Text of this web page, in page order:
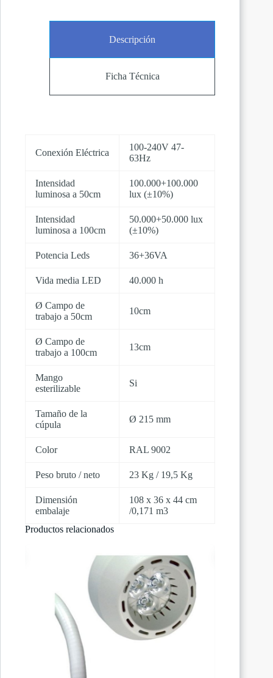
Descripción
Ficha Técnica
Conexión Eléctrica
100-240V 47-
63Hz
Intensidad
luminosa a 50cm
100.000+100.000
lux (±10%)
Intensidad
luminosa a 100cm
50.000+50.000 lux
(±10%)
Potencia Leds 36+36VA
Vida media LED 40.000 h
Ø Campo de
trabajo a 50cm
10cm
Ø Campo de
trabajo a 100cm
13cm
Mango
esterilizable
Si
Tamaño de la
cúpula
Ø 215 mm
Color RAL 9002
Peso bruto / neto 23 Kg / 19,5 Kg
Dimensión
embalaje
108 x 36 x 44 cm
/0,171 m3
Productos relacionados